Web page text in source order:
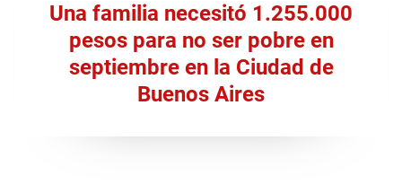
Una familia necesitó 1.255.000
pesos para no ser pobre en
septiembre en la Ciudad de
Buenos Aires